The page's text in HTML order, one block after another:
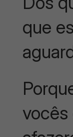
que
vocês